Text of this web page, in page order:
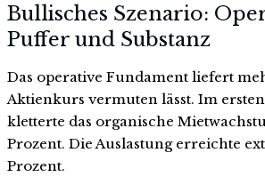
Bullisches Szenario:
Puffer und Substanz
Das operative Fundament liefert
Aktienkurs vermuten lässt. Im
kletterte das organische
Prozent. Die Auslastung erreichte
Prozent.